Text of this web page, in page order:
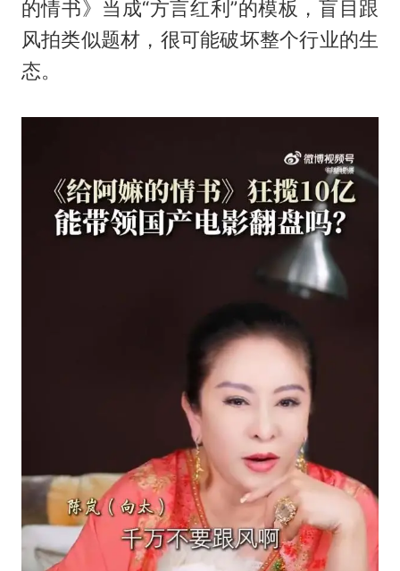
的情书》当成“方言红利”的模板，盲目跟
风拍类似题材，很可能破坏整个行业的生
态。